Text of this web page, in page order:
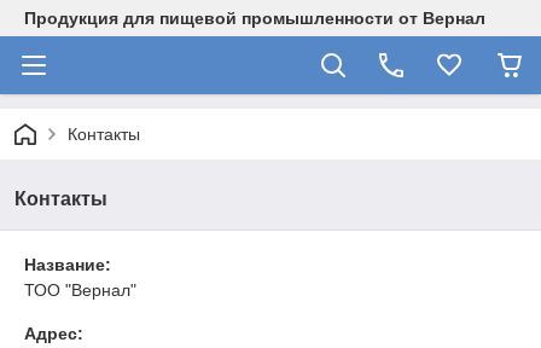
Продукция для пищевой промышленности от Вернал
Контакты
Контакты
Название:
ТОО "Вернал"
Адрес: